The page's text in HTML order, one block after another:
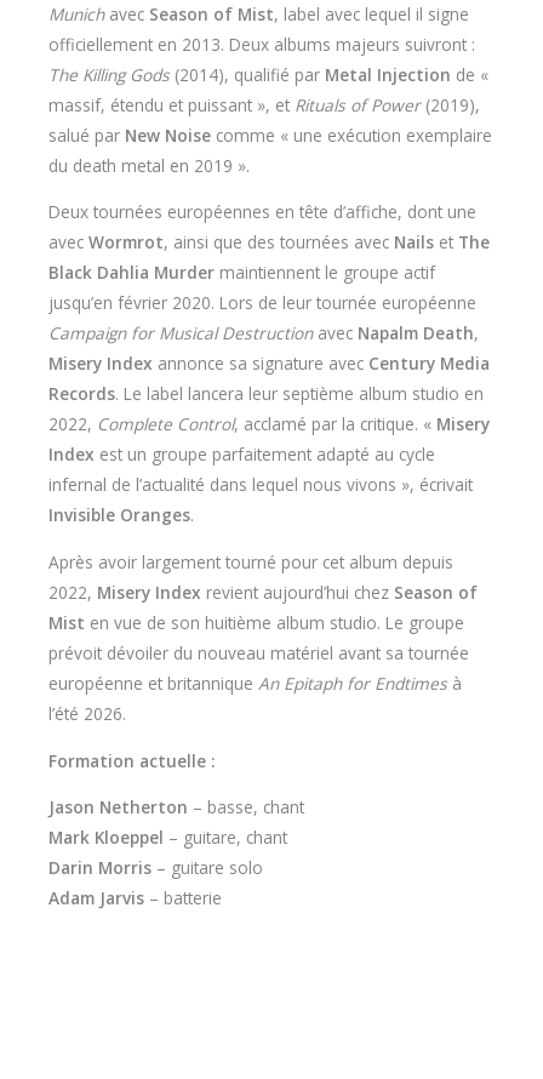
Munichavec Season of Mist, label avec lequel il signe
officiellement en 2013. Deux albums majeurs suivront :
The Killing Gods(2014), qualifié par Metal Injection de «
massif, étendu et puissant », et Rituals of Power(2019),
salué par New Noise comme « une exécution exemplaire
du death metal en 2019 ».
Deux tournées européennes en tête d’affiche, dont une
avec Wormrot, ainsi que des tournées avec Nails et The
Black Dahlia Murder maintiennent le groupe actif
jusqu’en février 2020. Lors de leur tournée européenne
Campaign for Musical Destructionavec Napalm Death,
Misery Index annonce sa signature avec Century Media
Records. Le label lancera leur septième album studio en
2022, Complete Control, acclamé par la critique. « Misery
Index est un groupe parfaitement adapté au cycle
infernal de l’actualité dans lequel nous vivons », écrivait
Invisible Oranges.
Après avoir largement tourné pour cet album depuis
2022, Misery Index revient aujourd’hui chez Season of
Mist en vue de son huitième album studio. Le groupe
prévoit dévoiler du nouveau matériel avant sa tournée
européenne et britannique An Epitaph for Endtimesà
l’été 2026.
Formation actuelle :
Jason Netherton – basse, chant
Mark Kloeppel – guitare, chant
Darin Morris – guitare solo
Adam Jarvis – batterie